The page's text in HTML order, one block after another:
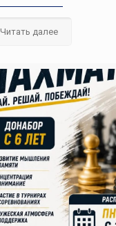
Читать далее